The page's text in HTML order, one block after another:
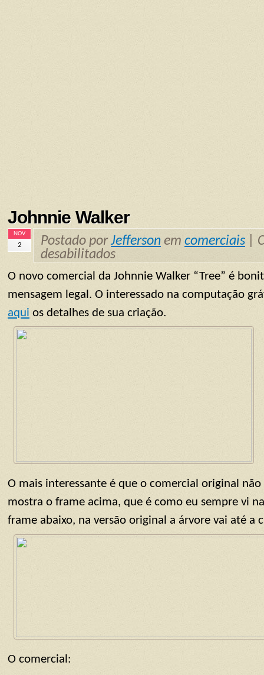
Johnnie Walker
NOV
2 Postado porJefferson em comerciais
desabilitados
O novo comercial da Johnnie Walker “Tree” é
mensagem legal. O interessado na computação
aqui os detalhes de sua criação.
O mais interessante é que o comercial original
mostra o frame acima, que é como eu sempre vi
frame abaixo, na versão original a árvore vai até a
O comercial: